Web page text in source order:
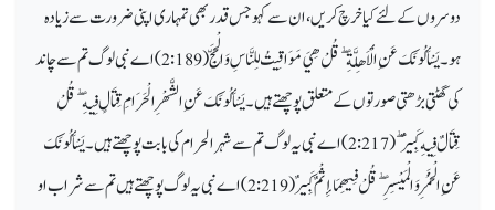
دوسروں کے لئے کیا خرچ کریں، ان سے کہو جس قدر بھی تمہاری اپنی ضرورت سے زیادہ
ہو ۔يَسْأَلُونَكَ عَنِ الْأَهِلَّةِقُلْ هِيَ مَوَاقِيتُ لِلنَّاسِ وَالْحَجِّ
( 2:189) اے نبی لوگ تم سے چاند
کی گھٹتی بڑھتی صورتوں کے متعلق پوچھتے ہیں ۔يَسْأَلُونَكَ عَنِ الشَّهْرِ الْحَرَامِ قِتَالٍ فِيهِقُلْ
قِتَالٌ فِيهِ كَبِيرٌۖ ( 2:217) اے نبی یہ لوگ تم سے شہر الحرامکی بابت پوچھتے ہیں ۔يَسْأَلُونَكَ
عَنِ الْخَمْرِ وَالْمَيْسِرِقُلْ فِيهِمَا إِثْمٌ كَبِيرٌ
( 2:219) اے نبی یہ لوگ پوچھتے ہیں تم سے شراب او